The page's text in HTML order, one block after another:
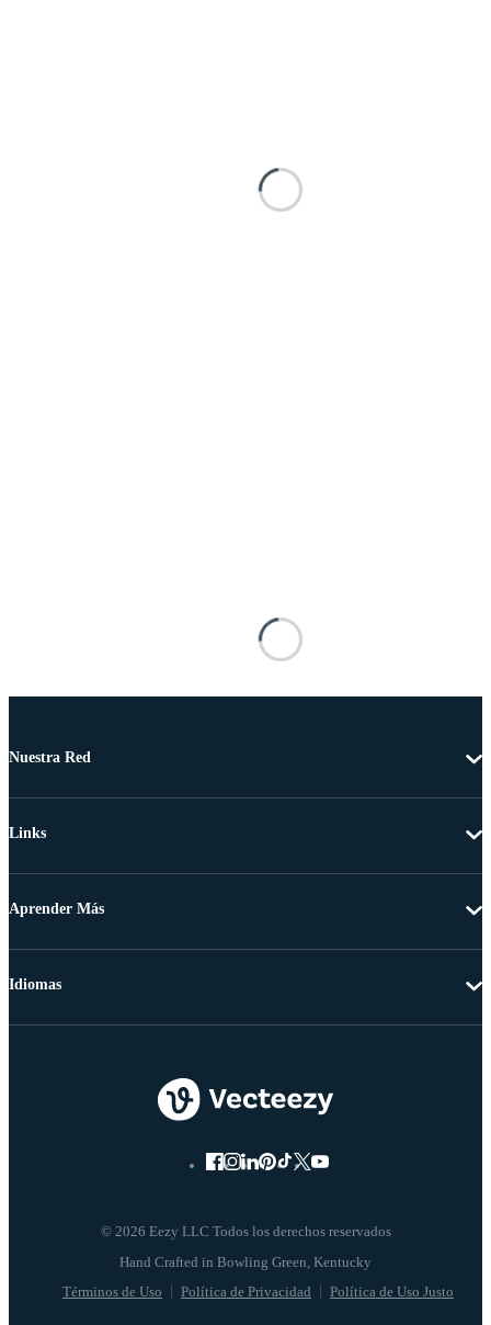
Nuestra Red
Links
Aprender Más
© 2026 Eezy LLC Todos los derechos reservados
Términos de Uso Política de Privacidad Política de Uso Justo
Idiomas